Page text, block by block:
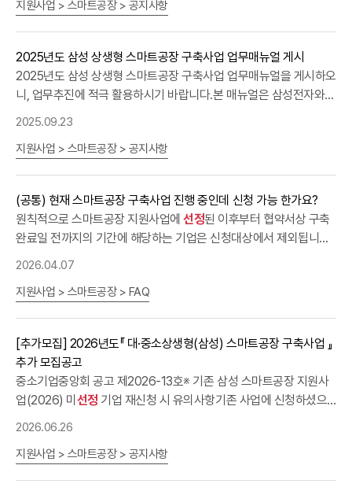
요청정보 검색 추천신청 또는 입찰참여 조달청 (지명경쟁의 경우) 랜
구매 요청 표입니다. 구분 적용금액 적용대상(공동사업) 중기간 경쟁
제품 추정가격 20억원 미만, 우수단체표준은 50억원 미만 지명경쟁
은 고시금액(2.3억원) 미만에 한해 위탁 가능 추정가격 20억원 이상
구매 시 수요기관 자체구매 가능 ①공공 R&D 중심형 협업사업 ②기
증 등) ③심의위원회 승인 특허권 활용사업 ④기술혁신 촉진사업 ⑤
우수단체표준* 용역의 경우 일반 단체표준 허용 일반제품 추정가격
고시금액(2.3억원) 미만 위탁구매 가능범위가 아닌 경우, 자체구매하
시면 됩니다.(위탁구매 의무 기관은 조달청 확인 필요) 인쇄·광고물
품목 공동상표 인증요건 면제(단, MAS 미등록 품목인 경우에 한함)
2019년 수출컨소시엄 사업 통합 개편 2020년 비대면 온라인 사업
도입(코로나19 영향으로 20-21년 한시운영) 사업경과 기존 전시회
파견 전시회 단체참가바우처 무역촉진단 무역촉진단 내수기업의 수
출기업화 사업경과 기존 수출컨소시엄 지원대상 「중소기업기본법」
제2조에 따른 국내 '중소기업' 수행주체(주관단체) 업종별 중소기업
소기업중앙회 추진절차 계획수립및 공고 중소벤처기업부 주관단체
모집ㆍ선정 중소기업중앙회 참여기업 모집 주관단체 사업수행 주관
141.1 141.1 158.5 158.5 지원사업수(개) 83 74 73 77 79 참여기업
수(개) 1,602 1,204 1,343 1,356 1,219 주관단체 모집 공고 해외전
시포털 홈페이지 바로가기 담당부서국제통상실 글로벌성장팀 전화
02-2124-3291~3294
「전북 스마트공장 보급‧확산을 위한 업무협약식」을 개최했다고 밝혔
마련된 행사이다. ㅇ 이날 행사에는 △전라북도 △전북지방중소벤처
기업청 △중소기업중앙회 전북지역본부 △삼성전자 △전북테크노
파크 △중소벤처기업진흥공단 전북본부 △한국표준협회 전북본부
등 7개 기관이 전북 스마트공장 보급·확산 촉진을 위한 업무협약을
맺었으며, ㅇ △송하진 전북도지사 △두완정 중소기업중앙회 전북중
소기업회장 △김종호 삼성전자 사장 △양찬회 중소기업중앙회 혁신
성장본부장 △김광재 전북중소벤처기업청장이 참석하였다. □ 우수
구축 사례로선정된 대륜산업은 1994년에 설립된 환기시스템 및 플
라스틱 환풍기 제조업체로 품질/생산성혁신, 창고/물류혁신, MES 및
ERP 구축 등을 이룸으로써 스마트공장의 성공적인 구축사례로 평가
파견되어 조립라인 lay-out 재배치, 자재관리 표준화, 조립라인/다단
Rack 위치 최적화, 물류창고 이동식 안전 사다리 적용, 다단대차 적
간 및 서류작업시간 감소, 생산현장 실시간 정보처리가 가능해졌다.
ㅇ 이러한 노력 덕분에 불량률 59% 감소 및 매출 전년 대비 22억 증
가 등의 성과가 발생하였으며, 고용인원도 구축 전 66명에서 구축 후
86명으로 증가했다. □ 이날 행사에 참석한 두완정 중소기업중앙회
전북중소기업회장은 “성과나눔 발표회를 통해 스마트공장 구축을 희
공유하여 중소기업에게 실질적으로 도움이 되기를 바란다”며 ㅇ “오
늘 업무협약을 통해 전라북도와 유관기관들이 협력한다면 전북 지역
지원사업 > 스마트공장 > 공지사항
2025년도 삼성 상생형 스마트공장 구축사업 업무매뉴얼 게시
2025년도 삼성 상생형 스마트공장 구축사업 업무매뉴얼을 게시하오
니, 업무추진에 적극 활용하시기 바랍니다.본 매뉴얼은 삼성전자와
함께하는 상생형 고도화, 지자체 기초, 식품업 고도화 세 가지 사업에
사업진행, 협약변경, 완료단계, 자주 물어보는 질문 등에 대해 상세하
Ⅲ. 사업별·지원 유형별 신청가능 여부제2편 삼성 스마트공장 구축사
업Ⅰ. 「2025년 삼성 스마트공장 구축사업」 총괄Ⅱ. 신청단계Ⅲ.선정 단
계Ⅳ. 사업단계Ⅴ. 완료단계제3편 공통 유의사항Ⅰ. 협약변경 주요사항
및 변경 절차Ⅱ. 스마트공장 사후관리 및 유의사항Ⅲ. 자주 물어보는
질문(참고) 지원사업 진행 절차
2025.09.23
지원사업 > 스마트공장 > 공지사항
(공통) 현재 스마트공장 구축사업 진행 중인데 신청 가능 한가요?
원칙적으로 스마트공장 지원사업에선정된 이후부터 협약서상 구축
완료일 전까지의 기간에 해당하는 기업은 신청대상에서 제외됩니다.
또한, [사업관리시스템] 상에서도 중복 신청에 해당하는 경우에는 신
2026.04.07
지원사업 > 스마트공장 > FAQ
[추가모집] 2026년도『 대·중소상생형(삼성) 스마트공장 구축사업 』
추가 모집공고
중소기업중앙회 공고 제2026-13호※ 기존 삼성 스마트공장 지원사
업(2026) 미 선정 기업 재신청 시 유의사항기존 사업에 신청하셨으
나 미선정 된 기업이 금번 추가모집에 재신청하실 경우, 반드시 사업
다.기존 사업계획서를 수정 없이 그대로 제출하실 경우, 별도의 평가
2026.06.26
지원사업 > 스마트공장 > 공지사항